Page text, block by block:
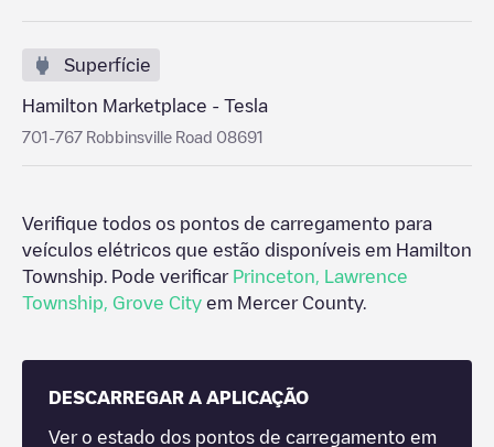
Superfície
Hamilton Marketplace - Tesla
701-767 Robbinsville Road 08691
Verifique todos os pontos de carregamento para
veículos elétricos que estão disponíveis em Hamilton
Township . Pode verificar Princeton
Lawrence
Township
Grove City em Mercer County.
DESCARREGAR A APLICAÇÃO
Ver o estado dos pontos de carregamento em